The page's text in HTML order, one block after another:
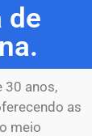
de
30 anos,
as
meio